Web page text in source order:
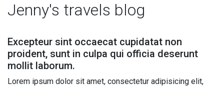
Jenny's travels blog
Excepteur sint occaecat cupidatat non
proident, sunt in culpa qui officia deserunt
mollit laborum.
Lorem ipsum dolor sit amet, consectetur adipisicing elit,